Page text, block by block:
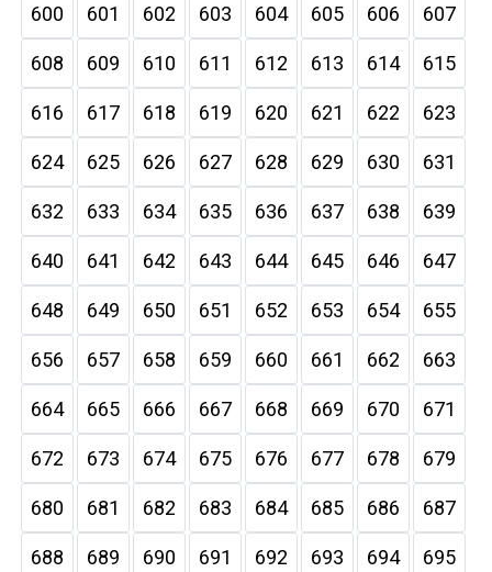
600 601 602 603 604 605 606 607
608 609 610 611 612 613 614 615
616 617 618 619 620 621 622 623
624 625 626 627 628 629 630 631
632 633 634 635 636 637 638 639
640 641 642 643 644 645 646 647
648 649 650 651 652 653 654 655
656 657 658 659 660 661 662 663
664 665 666 667 668 669 670 671
672 673 674 675 676 677 678 679
680 681 682 683 684 685 686 687
688 689 690 691 692 693 694 695